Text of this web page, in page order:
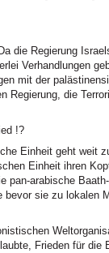
die Regierung
Verhandlungen
mit der
Regierung, die
!?
Einheit geht weit
Einheit ihren
pan-arabische
bevor sie zu lokalen
Frieden für die